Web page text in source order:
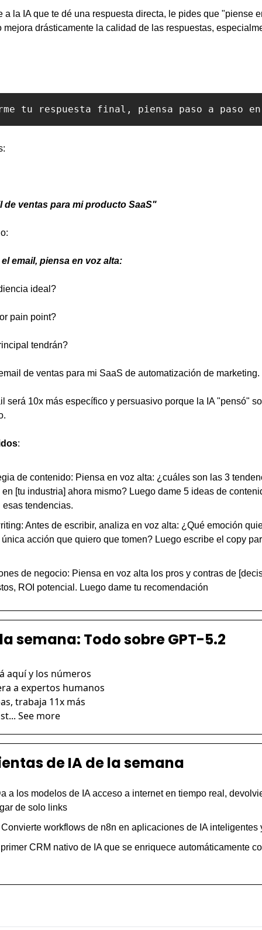
a la IA que te dé una respuesta directa, le pides que "piense
mejora drásticamente la calidad de las respuestas,
tu respuesta final, piensa paso a paso
de ventas para mi producto SaaS"
email, piensa en voz alta:
ideal?
pain point?
tendrán?
de ventas para mi SaaS de automatización de marketing.
será 10x más específico y persuasivo porque la IA "pensó"
:
de contenido: Piensa en voz alta: ¿cuáles son las 3
[tu industria] ahora mismo? Luego dame 5 ideas de
tendencias.
Antes de escribir, analiza en voz alta: ¿Qué emoción
acción que quiero que tomen? Luego escribe el copy
de negocio: Piensa en voz alta los pros y contras de
ROI potencial. Luego dame tu recomendación
semana: Todo sobre GPT-5.2
aquí y los números
a expertos humanos
trabaja 11x más
See more
de IA de la semana
a los modelos de IA acceso a internet en tiempo real,
de solo links
Convierte workflows de n8n en aplicaciones de IA inteligentes
CRM nativo de IA que se enriquece automáticamente